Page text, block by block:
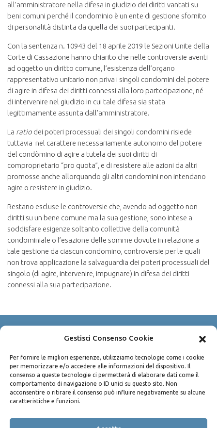
Gestisci Consenso Cookie
Per fornire le migliori esperienze, utilizziamo tecnologie come i cookie
per memorizzare e/o accedere alle informazioni del dispositivo. Il
consenso a queste tecnologie ci permetterà di elaborare dati come il
comportamento di navigazione o ID unici su questo sito. Non
acconsentire o ritirare il consenso può influire negativamente su alcune
caratteristiche e funzioni.
all’amministratore nella difesa in giudizio dei diritti vantati su
beni comuni perché il condominio è un ente di gestione sfornito
di personalità distinta da quella dei suoi partecipanti.
Con la sentenza n. 10943 del 18 aprile 2019 le Sezioni Unite della
Corte di Cassazione hanno chiarito che nelle controversie aventi
ad oggetto un diritto comune, l’esistenza dell’organo
rappresentativo unitario non priva i singoli condomini del potere
di agire in difesa dei diritti connessi alla loro partecipazione, né
di intervenire nel giudizio in cui tale difesa sia stata
legittimamente assunta dall’amministratore.
La ratio dei poteri processuali dei singoli condomini risiede
tuttavia nel carattere necessariamente autonomo del potere
del condòmino di agire a tutela dei suoi diritti di
comproprietario “pro quota”, e di resistere alle azioni da altri
promosse anche allorquando gli altri condomini non intendano
agire o resistere in giudizio.
Restano escluse le controversie che, avendo ad oggetto non
diritti su un bene comune ma la sua gestione, sono intese a
soddisfare esigenze soltanto collettive della comunità
condominiale o l’esazione delle somme dovute in relazione a
tale gestione da ciascun condomino, controversie per le quali
non trova applicazione la salvaguardia dei poteri processuali del
singolo (di agire, intervenire, impugnare) in difesa dei diritti
connessi alla sua partecipazione.
P.IVA 04490100825
Via Sammartino n. 45 - 90141 Palermo
Privacy policy/Cookie policy
Tel: